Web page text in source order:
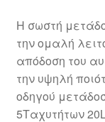
Παγκόσμια
Παράπονα
πληρωμές
Η σωστή
την ομαλή
απόδοση του
την υψηλή
οδηγού
5Ταχυτήτων